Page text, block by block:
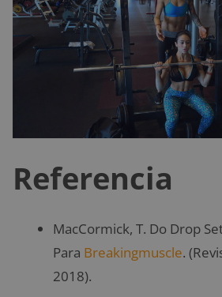
Referencia
MacCormick, T. Do Drop
Para Breakingmuscle.
2018).